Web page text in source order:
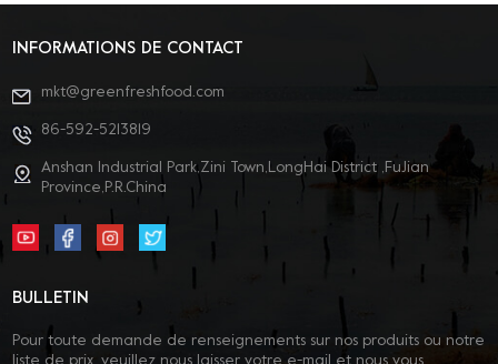
INFORMATIONS DE CONTACT
mkt@greenfreshfood.com
86-592-5213819
Anshan Industrial Park,Zini Town,LongHai District ,FuJian
Province,P.R.China
BULLETIN
Pour toute demande de renseignements sur nos produits ou notre